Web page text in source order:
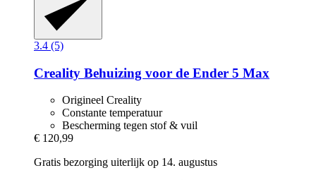
3.4 (5)
Creality Behuizing voor de Ender 5 Max
Origineel Creality
Constante temperatuur
Bescherming tegen stof & vuil
€ 120,99
Gratis bezorging uiterlijk op 14. augustus